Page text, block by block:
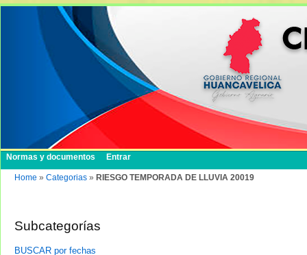
Normas y documentos Entrar
Home » Categorias » RIESGO TEMPORADA DE LLUVIA 20019
Subcategorías
BUSCAR por fechas